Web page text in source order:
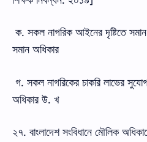
ক. সকল নাগরিক আইনের দৃষ্টিতে সমান
সমান অধিকার
গ. সকল নাগরিকের চাকরি লাভের
অধিকার উ. খ
২৭. বাংলাদেশ সংবিধানে মৌলিক